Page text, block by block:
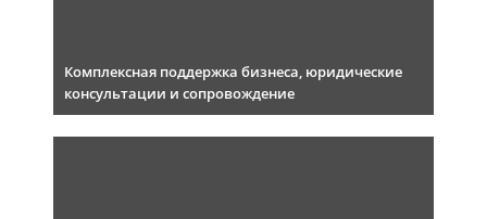
Комплексная поддержка бизнеса, юридические
консультации и сопровождение